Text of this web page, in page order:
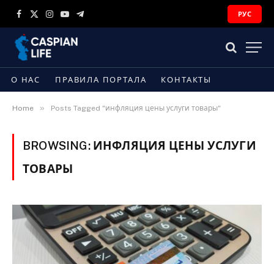
Facebook
X
Instagram
YouTubeTelegram
РУС
О НАС ПРАВИЛА ПОРТАЛА КОНТАКТЫ
Home » Posts Tagged "инфляция цены услуги товары"
BROWSING: ИНФЛЯЦИЯ ЦЕНЫ УСЛУГИ
ТОВАРЫ